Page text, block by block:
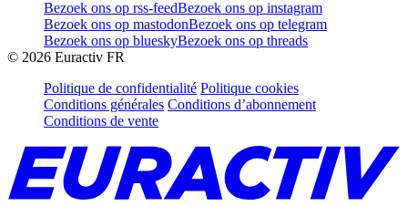
Bezoek ons op rss-feedBezoek ons op instagram
Bezoek ons op mastodonBezoek ons op telegram
Bezoek ons op blueskyBezoek ons op threads
© 2026 Euractiv FR
Politique de confidentialité Politique cookies
Conditions générales Conditions d’abonnement
Conditions de vente